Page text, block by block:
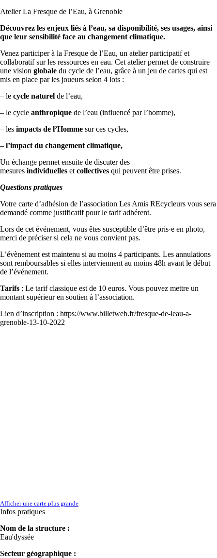
Atelier La Fresque de l’Eau, à Grenoble
Découvrez les enjeux liés à l’eau, sa disponibilité, ses usages, ainsi
que leur sensibilité face au changement climatique.
Venez participer à la Fresque de l’Eau, un atelier participatif et
collaboratif sur les ressources en eau. Cet atelier permet de construire
une vision globale du cycle de l’eau, grâce à un jeu de cartes qui est
mis en place par les joueurs selon 4 lots :
– le cycle naturel de l’eau,
– le cycle anthropique de l’eau (influencé par l’homme),
– les impacts de l’Homme sur ces cycles,
– l’impact du changement climatique,
Un échange permet ensuite de discuter des
mesures individuelles et collectives qui peuvent être prises.
Questions pratiques
Votre carte d’adhésion de l’association Les Amis REcycleurs vous sera
demandé comme justificatif pour le tarif adhérent.
Lors de cet événement, vous êtes susceptible d’être pris·e en photo,
merci de préciser si cela ne vous convient pas.
L’évènement est maintenu si au moins 4 participants. Les annulations
sont remboursables si elles interviennent au moins 48h avant le début
de l’événement.
Tarifs : Le tarif classique est de 10 euros. Vous pouvez mettre un
montant supérieur en soutien à l’association.
Lien d’inscription : https://www.billetweb.fr/fresque-de-leau-a-
grenoble-13-10-2022
Afficher une carte plus grande
Infos pratiques
Nom de la structure :
Eau'dyssée
Secteur géographique :